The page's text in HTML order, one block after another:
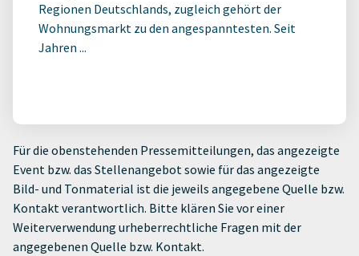
Regionen Deutschlands, zugleich gehört der
Wohnungsmarkt zu den angespanntesten. Seit
Jahren ...
Für die obenstehenden Pressemitteilungen, das angezeigte
Event bzw. das Stellenangebot sowie für das angezeigte
Bild- und Tonmaterial ist die jeweils angegebene Quelle bzw.
Kontakt verantwortlich. Bitte klären Sie vor einer
Weiterverwendung urheberrechtliche Fragen mit der
angegebenen Quelle bzw. Kontakt.